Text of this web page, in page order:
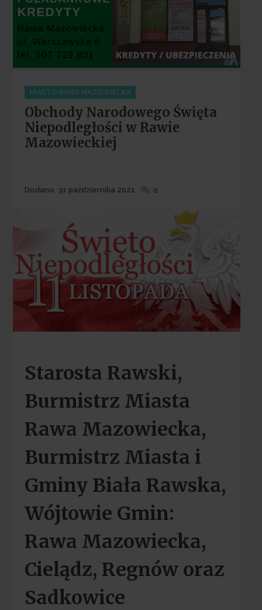
Categories
MIASTO RAWA MAZOWIECKA
Obchody Narodowego Święta
Niepodległości w Rawie
Mazowieckiej
Dodane
Dodano 31 października 2021 0
Starosta Rawski,
Burmistrz Miasta
Rawa Mazowiecka,
Burmistrz Miasta i
Gminy Biała Rawska,
Wójtowie Gmin:
Rawa Mazowiecka,
Cielądz, Regnów oraz
Sadkowice